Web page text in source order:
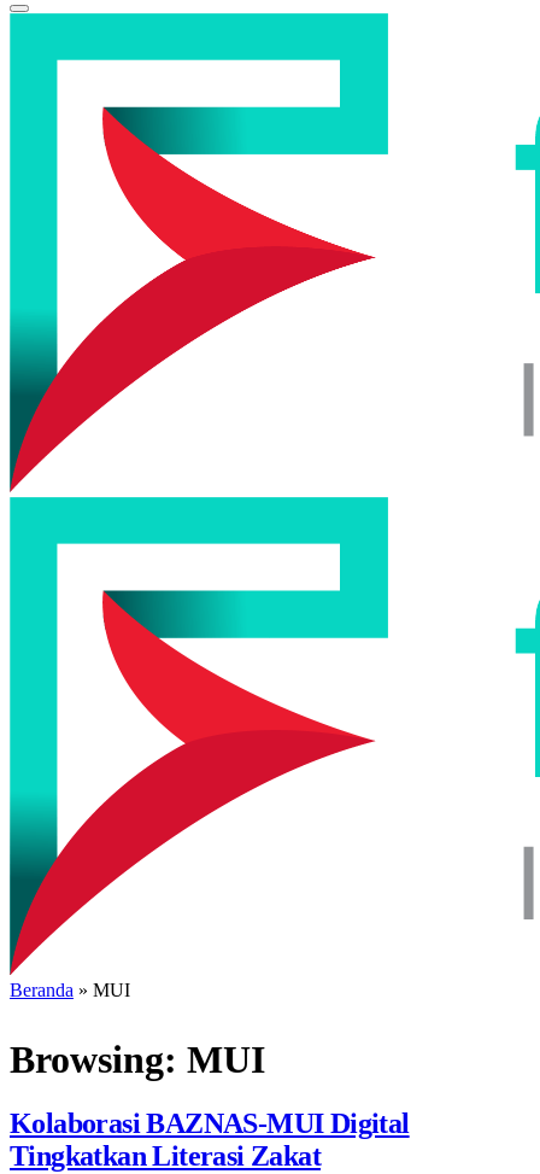
Beranda » MUI
Browsing: MUI
Kolaborasi BAZNAS-MUI Digital
Tingkatkan Literasi Zakat